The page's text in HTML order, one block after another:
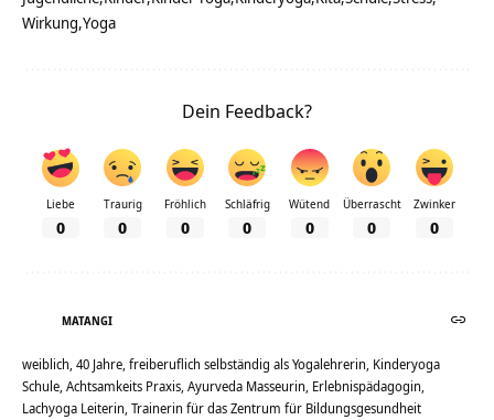
Wirkung Yoga
Dein Feedback?
Liebe
0
Traurig
0
Fröhlich
0
Schläfrig
0
Wütend
0
Überrascht
0
Zwinker
0
MATANGI
weiblich, 40 Jahre, freiberuflich selbständig als Yogalehrerin, Kinderyoga
Schule, Achtsamkeits Praxis, Ayurveda Masseurin, Erlebnispädagogin,
Lachyoga Leiterin, Trainerin für das Zentrum für Bildungsgesundheit